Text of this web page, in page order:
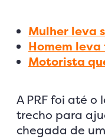
Mulher leva
Homem
Motorista
A PRF foi até
trecho para
chegada de